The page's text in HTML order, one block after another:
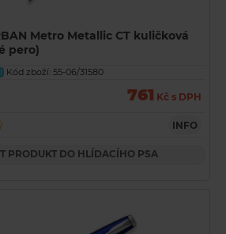
Metro Metallic CT kuličková
pero)
Kód zboží: 55-06/31580
761 Kč s DPH
INFO
PRODUKT DO HLÍDACÍHO PSA